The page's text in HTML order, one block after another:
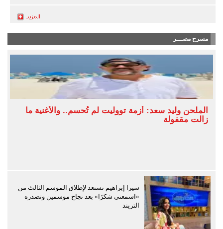
مسرح مصـــر
الملحن وليد سعد: أزمة تووليت لم تُحسم.. والأغنية ما
زالت مقفولة
سيرا إبراهيم تستعد لإطلاق الموسم الثالث من
«اسمعني شكرًا» بعد نجاح موسمين وتصدره
التريند